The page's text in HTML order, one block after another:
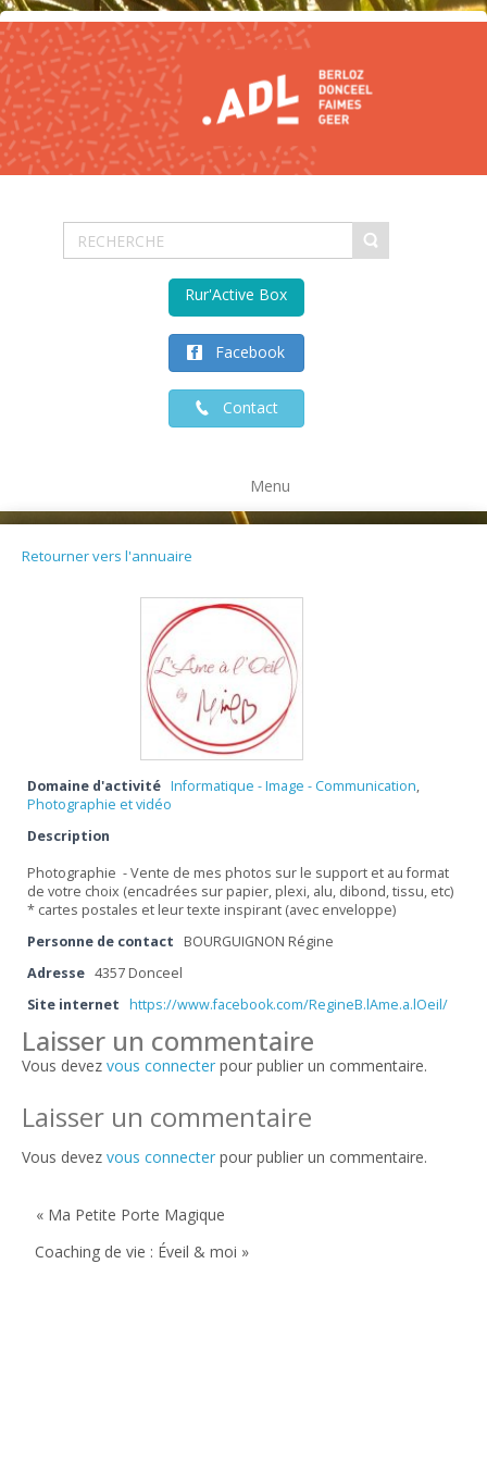
Facebook
Contact
Rur'Active Box
Menu
Retourner vers l'annuaire
Domaine d'activité Informatique - Image - Communication,
Photographie et vidéo
Description
Photographie - Vente de mes photos sur le support et au format
de votre choix (encadrées sur papier, plexi, alu, dibond, tissu, etc)
* cartes postales et leur texte inspirant (avec enveloppe)
Personne de contact
BOURGUIGNON Régine
Adresse 4357 Donceel
Site internet https://www.facebook.com/RegineB.lAme.a.lOeil/
Laisser un commentaire
Vous devez vous connecter pour publier un commentaire.
Laisser un commentaire
Vous devez vous connecter pour publier un commentaire.
« Ma Petite Porte Magique
Coaching de vie : Éveil & moi »